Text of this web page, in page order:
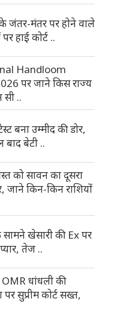
जंतर-मंतर पर होने वाले
पर हाई कोर्ट ..
Handloom
पर जाने किस राज्य
सी ..
बना उम्मीद की डोर,
बाद बेटी ..
को सावन का दूसरा
जाने किन-किन राशियों
खेसारी की Ex पर
तेज ..
धांधली की
पर सुप्रीम कोर्ट सख्त,